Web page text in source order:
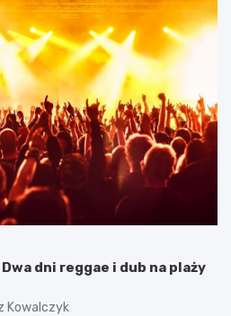
dni reggae i dub na plaży
Kowalczyk